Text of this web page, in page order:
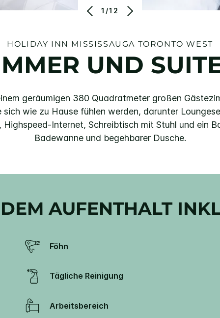
1/12
HOLIDAY INN MISSISSAUGA TORONTO WEST
UND
geräumigen 380 Quadratmeter großen
sich wie zu Hause fühlen werden, darunter
Highspeed-Internet, Schreibtisch mit Stuhl und ein
Badewanne und begehbarer Dusche.
AUFENTHALT
Föhn
Tägliche Reinigung
Arbeitsbereich